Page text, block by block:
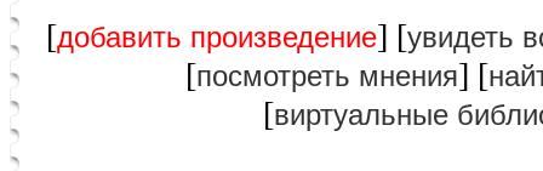
[добавить произведение] [увидеть
[посмотреть мнения] [
[виртуальные